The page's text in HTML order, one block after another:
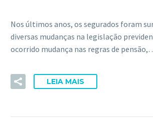
Nos últimos anos, os segurados foram
diversas mudanças na legislação
ocorrido mudança nas regras de
LEIA MAIS